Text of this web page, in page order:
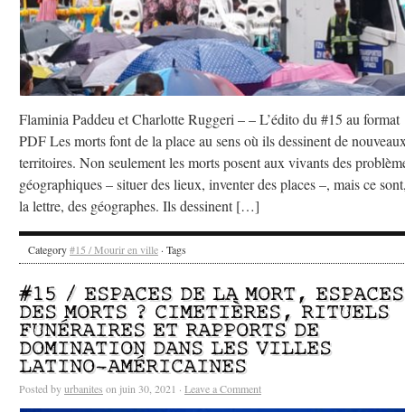
Flaminia Paddeu et Charlotte Ruggeri – – L’édito du #15 au format
PDF Les morts font de la place au sens où ils dessinent de
territoires. Non seulement les morts posent aux vivants des
géographiques – situer des lieux, inventer des places –, mais ce
la lettre, des géographes. Ils dessinent […]
Category#15 / Mourir en ville · Tags
#15 / ESPACES DE LA MORT, ESPACES
DES MORTS ? CIMETIÈRES, RITUELS
FUNÉRAIRES ET RAPPORTS DE
DOMINATION DANS LES VILLES
LATINO-AMÉRICAINES
Posted byurbanites on juin 30, 2021 · Leave a Comment